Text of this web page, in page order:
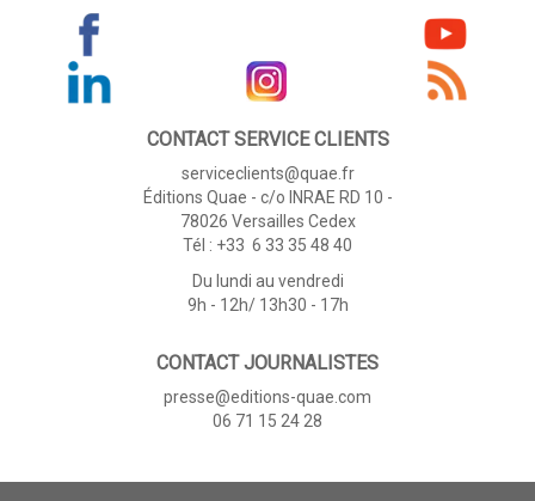
CONTACT SERVICE CLIENTS
serviceclients@quae.fr
Éditions Quae - c/o INRAE RD 10 -
78026 Versailles Cedex
Tél : +33 6 33 35 48 40
Du lundi au vendredi
9h - 12h/ 13h30 - 17h
CONTACT JOURNALISTES
presse@editions-quae.com
06 71 15 24 28